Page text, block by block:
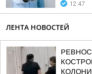
12:47
ЛЕНТА НОВОСТЕЙ